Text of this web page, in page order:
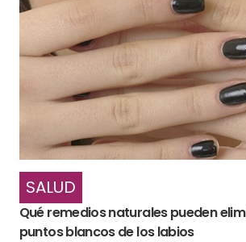
SALUD
Qué remedios naturales pueden
puntos blancos de los labios